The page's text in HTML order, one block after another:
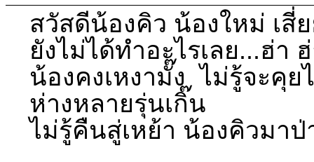
สวัสดีน้องคิว น้องใหม่ เสี่
ยังไม่ได้ทำอะไรเลย...ฮ่า
น้องคงเหงามั๊ง ไม่รู้จะคุย
ห่างหลายรุ่นเกิ๊น
ไม่รู้คืนสู่เหย้า น้องคิวมาป่